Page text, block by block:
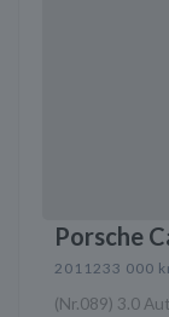
Porsche
2011233 000
(Nr.089) 3.0